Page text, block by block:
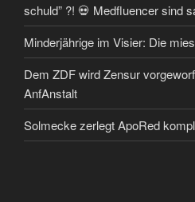
schuld” ?! 💀 Medfluencer sind
Minderjährige im Visier: Die
Dem ZDF wird Zensur
AnfAnstalt
Solmecke zerlegt ApoRed